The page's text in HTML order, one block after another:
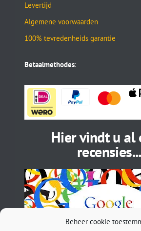
Beheer cookie
Levertijd
Algemene voorwaarden
100% tevredenheids garantie
Betaalmethodes:
Hier vindt u al
recensies...